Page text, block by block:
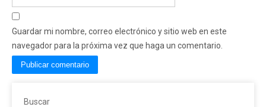
Guardar mi nombre, correo electrónico y sitio web en este
navegador para la próxima vez que haga un comentario.
Buscar